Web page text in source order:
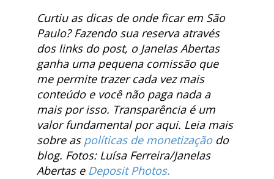
Curtiu as dicas de onde ficar em São
Paulo? Fazendo sua reserva através
dos links do post, o Janelas Abertas
ganha uma pequena comissão que
me permite trazer cada vez mais
conteúdo e você não paga nada a
mais por isso. Transparência é um
valor fundamental por aqui. Leia mais
sobre aspolíticas de monetizaçãodo
blog. Fotos: Luísa Ferreira/Janelas
Abertas e Deposit Photos.